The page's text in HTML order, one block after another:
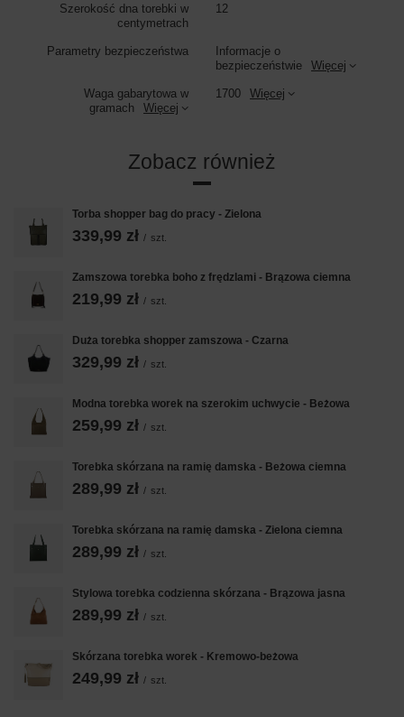
Szerokość dna torebki w
centymetrach
12
Parametry bezpieczeństwa
Informacje o
bezpieczeństwie
Więcej
Waga gabarytowa w
gramach
Więcej
1700 Więcej
Zobacz również
Torba shopper bag do pracy - Zielona
339,99 zł / szt.
Zamszowa torebka boho z frędzlami - Brązowa ciemna
219,99 zł / szt.
Duża torebka shopper zamszowa - Czarna
329,99 zł / szt.
Modna torebka worek na szerokim uchwycie - Beżowa
259,99 zł / szt.
Torebka skórzana na ramię damska - Beżowa ciemna
289,99 zł / szt.
Torebka skórzana na ramię damska - Zielona ciemna
289,99 zł / szt.
Stylowa torebka codzienna skórzana - Brązowa jasna
289,99 zł / szt.
Skórzana torebka worek - Kremowo-beżowa
249,99 zł / szt.